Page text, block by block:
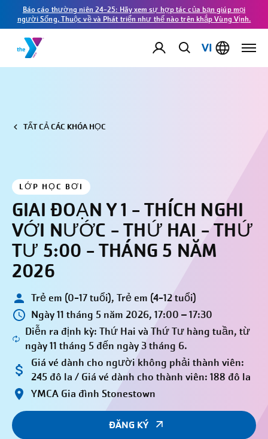
Báo cáo thường niên 24-25: Hãy xem sự hợp tác của bạn giúp mọi
người Sống, Thuộc về và Phát triển như thế nào trên khắp Vùng Vịnh.
VI
TẤT CẢ CÁC KHÓA HỌC
LỚP HỌC BƠI
GIAI ĐOẠN Y 1 - THÍCH NGHI
VỚI NƯỚC - THỨ HAI - THỨ
TƯ 5:00 - THÁNG 5 NĂM
2026
Trẻ em (0-17 tuổi), Trẻ em (4-12 tuổi)
Ngày 11 tháng 5 năm 2026, 17:00 – 17:30
Diễn ra định kỳ: Thứ Hai và Thứ Tư hàng tuần, từ
ngày 11 tháng 5 đến ngày 3 tháng 6.
Giá vé dành cho người không phải thành viên:
245 đô la / Giá vé dành cho thành viên: 188 đô la
YMCA Gia đình Stonestown
ĐĂNG KÝ